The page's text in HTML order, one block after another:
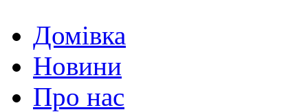
Домівка
Новини
Про нас